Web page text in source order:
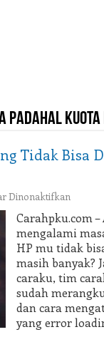
padahal kuota
Tidak Bisa
Dinonaktifkanpada
Lite
yang
Tidak
Bisa
Dibuka:
Panduan
Carahpku.com
mengalami
HP mu tidak
masih banyak?
caraku, tim
sudah
dan cara
yang error